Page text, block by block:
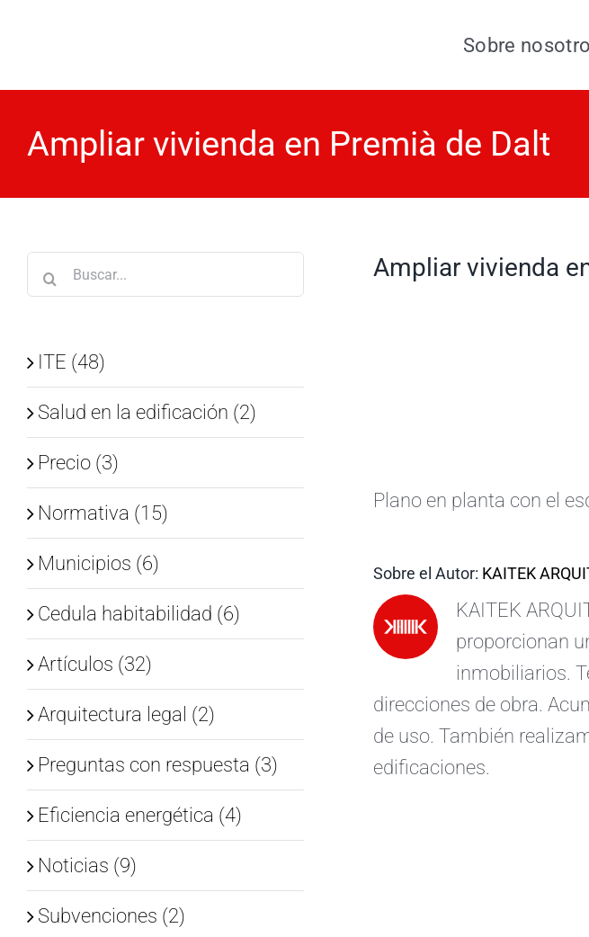
Sobre
Ampliar vivienda en Premià de Dalt
Ampliar vivienda
Plano en planta con el
Sobre el Autor: KAITEK
KAITEK
proporcionan
inmobiliarios.
direcciones de obra.
de uso. También
edificaciones.
Buscar:
ITE (48)
Salud en la edificación (2)
Precio (3)
Normativa (15)
Municipios (6)
Cedula habitabilidad (6)
Artículos (32)
Arquitectura legal (2)
Preguntas con respuesta (3)
Eficiencia energética (4)
Noticias (9)
Subvenciones (2)